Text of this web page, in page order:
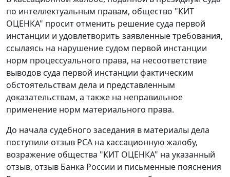
по интеллектуальным правам, общество "КИТ
ОЦЕНКА" просит отменить решение суда первой
инстанции и удовлетворить заявленные требования,
ссылаясь на нарушение судом первой инстанции
норм процессуального права, на несоответствие
выводов суда первой инстанции фактическим
обстоятельствам дела и представленным
доказательствам, а также на неправильное
применение норм материального права.
До начала судебного заседания в материалы дела
поступили отзыв РСА на кассационную жалобу,
возражение общества "КИТ ОЦЕНКА" на указанный
отзыв, отзыв Банка России и письменные пояснения